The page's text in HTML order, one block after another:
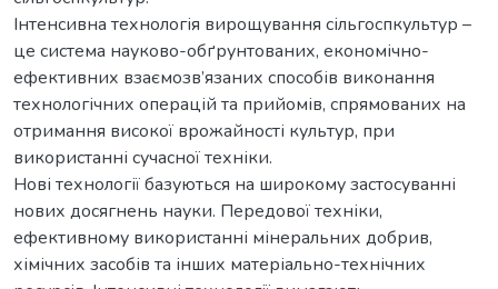
Інтенсивна технологія вирощування сільгоспкультур –
це система науково-обґрунтованих, економічно-
ефективних взаємозв’язаних способів виконання
технологічних операцій та прийомів, спрямованих на
отримання високої врожайності культур, при
використанні сучасної техніки.
Нові технології базуються на широкому застосуванні
нових досягнень науки. Передової техніки,
ефективному використанні мінеральних добрив,
хімічних засобів та інших матеріально-технічних